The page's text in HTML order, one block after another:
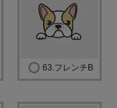
63.フレンチB